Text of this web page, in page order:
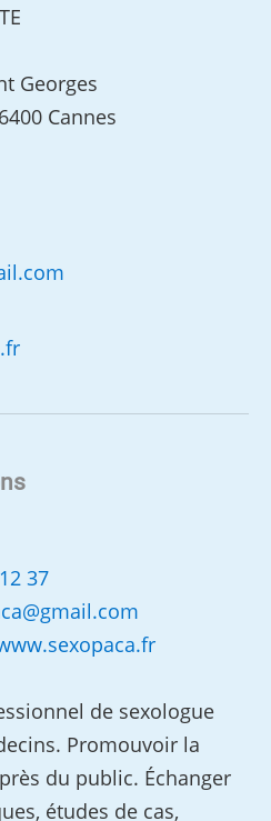
Georges
Cannes
37
@gmail.com
de sexologue
Promouvoir la
du public. Échanger
études de cas,